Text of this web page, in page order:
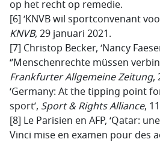
op het recht op remedie.
[6] ‘KNVB wil sportconvenant
KNVB, 29 januari 2021.
[7] Christop Becker, ‘Nancy
‘’Menschenrechte müssen
Frankfurter Allgemeine Zeitung,
‘Germany: At the tipping point
sport’, Sport & Rights Alliance,
[8] Le Parisien en AFP, ‘Qatar:
Vinci mise en examen pour des